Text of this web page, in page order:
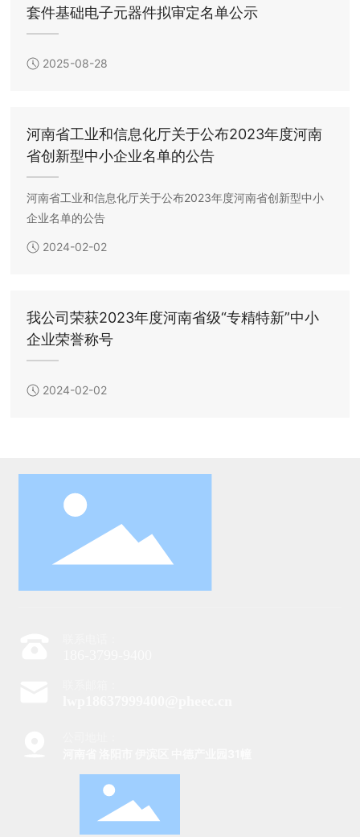
套件基础电子元器件拟审定名单公示
2025-08-28
河南省工业和信息化厅关于公布2023年度河南
省创新型中小企业名单的公告
河南省工业和信息化厅关于公布2023年度河南省创新型中小
企业名单的公告
2024-02-02
我公司荣获2023年度河南省级“专精特新”中小
企业荣誉称号
2024-02-02